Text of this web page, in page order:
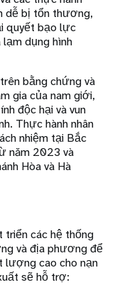
dễ bị tổn thương,
quyết bạo lực
dụng hình
bằng chứng và
gia của nam giới,
độc hại và vun
Thực hành nhân
nhiệm tại Bắc
năm 2023 và
Hòa và Hà
triển các hệ thống
và địa phương để
lượng cao cho nạn
sẽ hỗ trợ: